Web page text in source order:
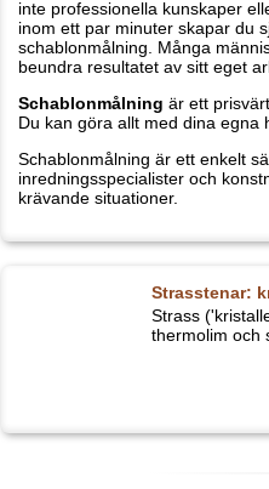
våra anvisningar och inom ett par
av sitt eget arbete. Att
med dina egna händer, det räcker
Schablonmålning är ett enkelt sätt